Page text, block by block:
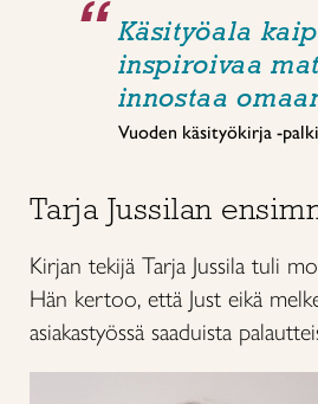
Käsityöala
inspiroivaa
innostaa
Vuoden käsityökirja -
Tarja Jussilan
Kirjan tekijä Tarja Jussila tuli
Hän kertoo, että Just eikä
asiakastyössä saaduista